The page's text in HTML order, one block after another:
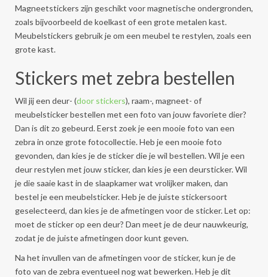
Magneetstickers zijn geschikt voor magnetische ondergronden,
zoals bijvoorbeeld de koelkast of een grote metalen kast.
Meubelstickers gebruik je om een meubel te restylen, zoals een
grote kast.
Stickers met zebra bestellen
Wil jij een deur- (door stickers), raam-, magneet- of
meubelsticker bestellen met een foto van jouw favoriete dier?
Dan is dit zo gebeurd. Eerst zoek je een mooie foto van een
zebra in onze grote fotocollectie. Heb je een mooie foto
gevonden, dan kies je de sticker die je wil bestellen. Wil je een
deur restylen met jouw sticker, dan kies je een deursticker. Wil
je die saaie kast in de slaapkamer wat vrolijker maken, dan
bestel je een meubelsticker. Heb je de juiste stickersoort
geselecteerd, dan kies je de afmetingen voor de sticker. Let op:
moet de sticker op een deur? Dan meet je de deur nauwkeurig,
zodat je de juiste afmetingen door kunt geven.
Na het invullen van de afmetingen voor de sticker, kun je de
foto van de zebra eventueel nog wat bewerken. Heb je dit